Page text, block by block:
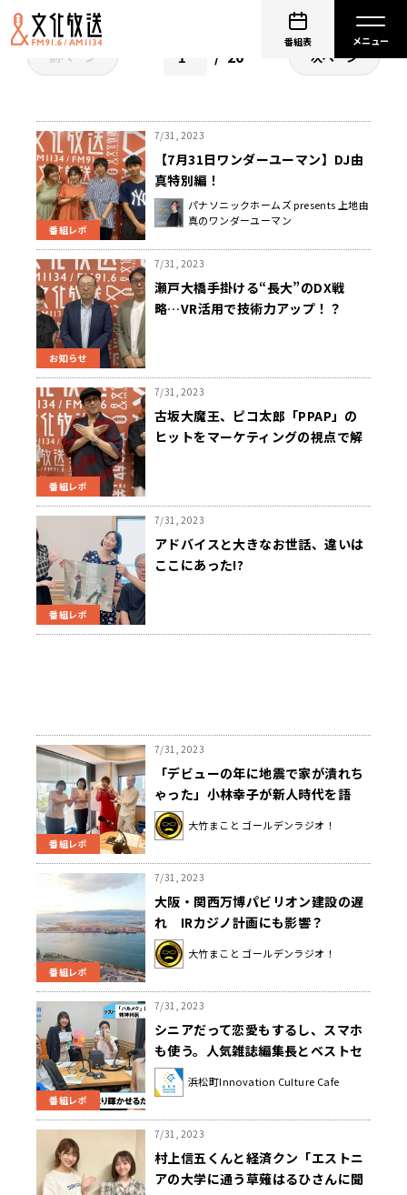
番組表
前ページ 20 次ページ
番組レポ
7/31, 2023
【7月31日ワンダーユーマン】DJ由
真特別編！
パナソニックホームズ presents 上地由
真のワンダーユーマン
お知らせ
7/31, 2023
瀬戸大橋手掛ける“長大”のDX戦
略…VR活用で技術力アップ！？
番組レポ
7/31, 2023
古坂大魔王、ピコ太郎「PPAP」の
ヒットをマーケティングの視点で解
番組レポ
7/31, 2023
アドバイスと大きなお世話、違いは
ここにあった!?
番組レポ
7/31, 2023
「デビューの年に地震で家が潰れち
ゃった」小林幸子が新人時代を語
る！200万枚の大ヒット“おもいで
酒”との意外な出会いとは？
大竹まこと ゴールデンラジオ！
番組レポ
7/31, 2023
大阪・関西万博パビリオン建設の遅
れ IRカジノ計画にも影響？
大竹まこと ゴールデンラジオ！
番組レポ
7/31, 2023
シニアだって恋愛もするし、スマホ
も使う。人気雑誌編集長とベストセ
ラー作家は何を語るか⁉
浜松町Innovation Culture Cafe
7/31, 2023
村上信五くんと経済クン「エストニ
アの大学に通う草薙はるひさんに聞